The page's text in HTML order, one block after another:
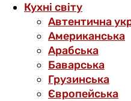
Кухні світу
Автентична
Американська
Арабська
Баварська
Грузинська
Європейська